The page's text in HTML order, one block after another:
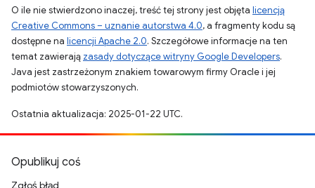
O ile nie stwierdzono inaczej, treść tej strony jest objęta licencją
Creative Commons – uznanie autorstwa 4.0, a fragmenty kodu są
dostępne na licencji Apache 2.0. Szczegółowe informacje na ten
temat zawierają zasady dotyczące witryny Google Developers.
Java jest zastrzeżonym znakiem towarowym firmy Oracle i jej
podmiotów stowarzyszonych.
Ostatnia aktualizacja: 2025-01-22 UTC.
Opublikuj coś
Zgłoś błąd